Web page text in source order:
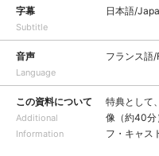
字幕
Subtitle
日本語/
音声
Language
フランス語
この資料について
Additional
Information
特典として
像（約40分
フ・キャス